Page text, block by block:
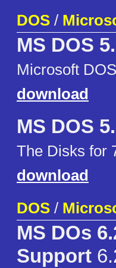
DOS /
MS DOS
Microsoft
download
MS DOS
The Disks for
download
DOS /
MS DOs
Support